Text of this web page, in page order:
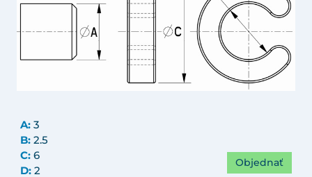
A: 3
B: 2.5
C: 6
D: 2
Objednať